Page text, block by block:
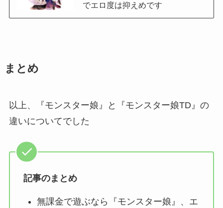
でエロ度は抑えめです
まとめ
以上、『モンスター娘』と『モンスター娘TD』の
違いについてでした
記事のまとめ
無課金で遊ぶなら『モンスター娘』、エ